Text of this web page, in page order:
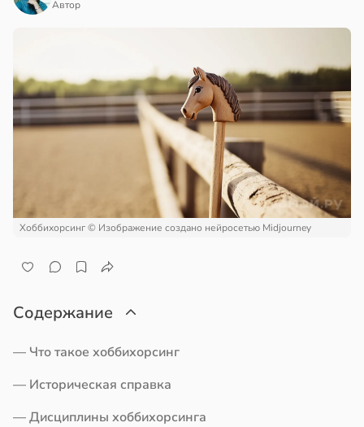
Автор
Хоббихорсинг© Изображение создано нейросетью Midjourney
Содержание
— Что такое хоббихорсинг
— Историческая справка
— Дисциплины хоббихорсинга